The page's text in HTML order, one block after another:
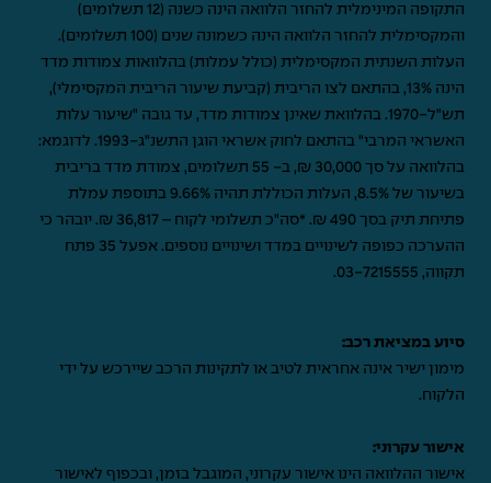
התקופה המינימלית להחזר הלוואה הינה כשנה (12 תשלומים)
והמקסימלית להחזר הלוואה הינה כשמונה שנים (100 תשלומים).
העלות השנתית המקסימלית (כולל עמלות) בהלוואות צמודות מדד
הינה 13%, בהתאם לצו הריבית (קביעת שיעור הריבית המקסימלי),
תש"ל-1970. בהלוואת שאינן צמודות מדד, עד גובה "שיעור עלות
האשראי המרבי" בהתאם לחוק אשראי הוגן התשנ"ג-1993. לדוגמא:
בהלוואה על סך 30,000 ₪, ב- 55 תשלומים, צמודת מדד בריבית
בשיעור של 8.5%, העלות הכוללת תהיה 9.66% בתוספת עמלת
פתיחת תיק בסך 490 ₪. *סה"כ תשלומי לקוח – 36,817 ₪. יובהר כי
ההערכה כפופה לשינויים במדד ושינויים נוספים. אפעל 35 פתח
תקווה, 03-7215555
.
סיוע במציאת רכב:
מימון ישיר אינה אחראית לטיב או לתקינות הרכב שיירכש על ידי
הלקוח.
אישור עקרוני:
אישור ההלוואה הינו אישור עקרוני, המוגבל בזמן, ובכפוף לאישור